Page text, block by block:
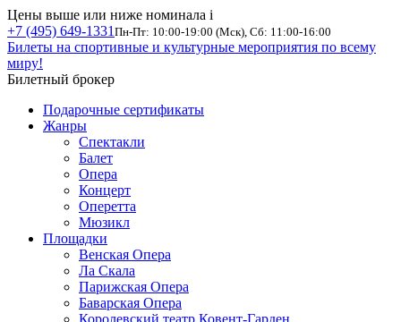
Цены выше или ниже номинала i
+7 (495) 649-1331 Пн-Пт: 10:00-19:00 (Мск), Сб: 11:00-16:00
Билеты на спортивные и культурные мероприятия по всему
миру!
Билетный брокер
Подарочные сертификаты
Жанры
Спектакли
Балет
Опера
Концерт
Оперетта
Мюзикл
Площадки
Венская Опера
Ла Скала
Парижская Опера
Баварская Опера
Королевский театр Ковент-Гарден